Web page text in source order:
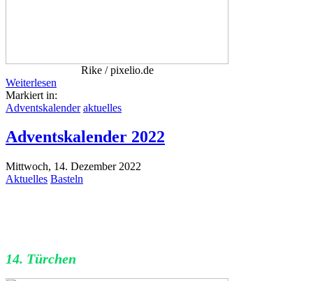
Rike / pixelio.de
Weiterlesen
Markiert in:
Adventskalender aktuelles
Adventskalender 2022
Mittwoch, 14. Dezember 2022
Aktuelles Basteln
14. Türchen